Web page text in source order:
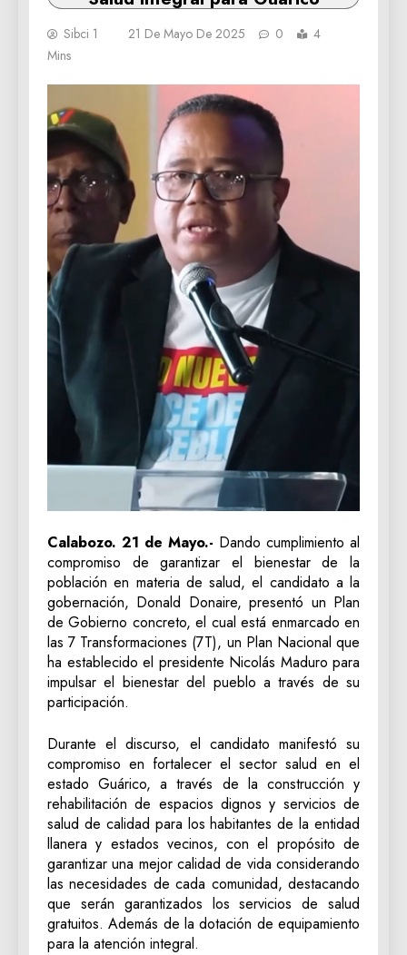
Sibci 1 21 De Mayo De 2025 0
4
Mins
Calabozo. 21 de Mayo.- Dando cumplimiento al
compromiso de garantizar el bienestar de la
población en materia de salud, el candidato a la
gobernación, Donald Donaire, presentó un Plan
de Gobierno concreto, el cual está enmarcado en
las 7 Transformaciones (7T), un Plan Nacional que
ha establecido el presidente Nicolás Maduro para
impulsar el bienestar del pueblo a través de su
participación.
Durante el discurso, el candidato manifestó su
compromiso en fortalecer el sector salud en el
estado Guárico, a través de la construcción y
rehabilitación de espacios dignos y servicios de
salud de calidad para los habitantes de la entidad
llanera y estados vecinos, con el propósito de
garantizar una mejor calidad de vida considerando
las necesidades de cada comunidad, destacando
que serán garantizados los servicios de salud
gratuitos. Además de la dotación de equipamiento
para la atención integral.